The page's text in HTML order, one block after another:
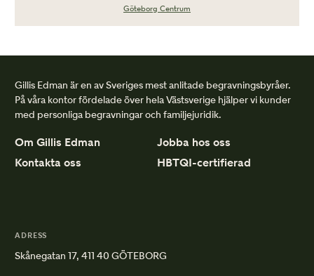
Göteborg Centrum
Gillis Edman är en av Sveriges mest anlitade begravningsbyråer.
På våra kontor fördelade över hela Västsverige hjälper vi kunder
med personliga begravningar och familjejuridik.
Om Gillis Edman
Jobba hos oss
Kontakta oss
HBTQI-certifierad
ADRESS
Skånegatan 17, 411 40 GÖTEBORG